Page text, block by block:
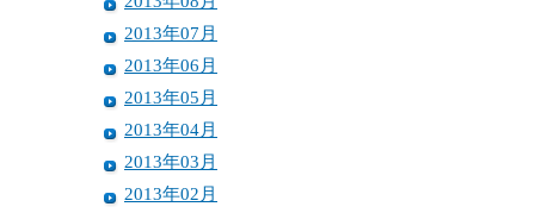
2013年07月
2013年06月
2013年05月
2013年04月
2013年03月
2013年02月